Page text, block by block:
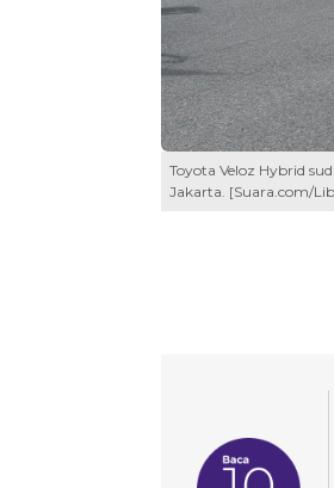
Toyota Veloz Hybrid
Jakarta. [Suara.com/